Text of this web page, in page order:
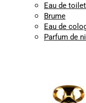
Eau de
Brume
Eau de
Parfum de